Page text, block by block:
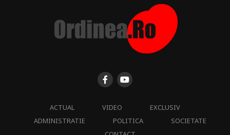
ACTUAL VIDEO
EXCLUSIV
ADMINISTRATIE
POLITICA
SOCIETATE